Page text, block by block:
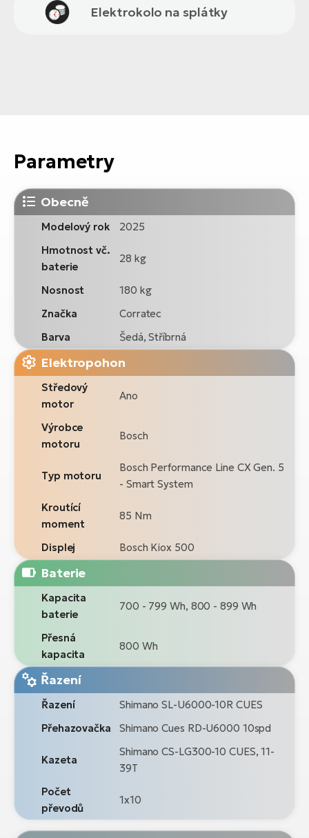
Elektrokolo na splátky
Parametry
Obecně
Modelový rok
2025
Hmotnost vč.
baterie
28 kg
Nosnost
180 kg
Značka
Corratec
Barva
Šedá, Stříbrná
Elektropohon
Středový
motor
Ano
Výrobce
motoru
Bosch
Typ motoru
Bosch Performance Line CX Gen. 5
- Smart System
Kroutící
moment
85 Nm
Displej Bosch Kiox 500
Baterie
Kapacita
baterie
700 - 799 Wh, 800 - 899 Wh
Přesná
kapacita
800 Wh
Řazení
Řazení
Shimano SL-U6000-10R CUES
Přehazovačka
Shimano Cues RD-U6000 10spd
Kazeta
Shimano CS-LG300-10 CUES, 11-
39T
Počet
převodů
1x10